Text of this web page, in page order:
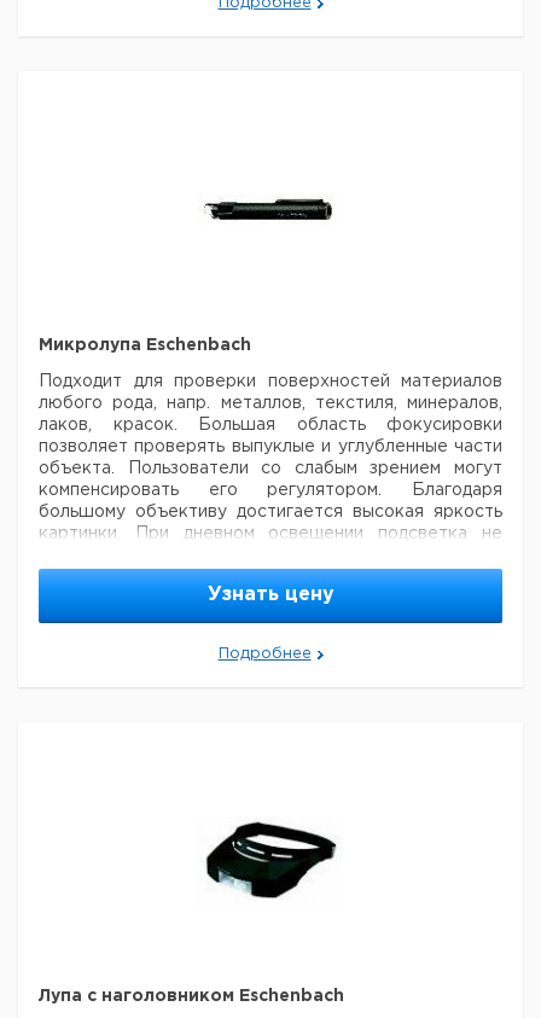
Кол-
номер
НДС, НДС, поставки
Подробнее
Микролупа Eschenbach
Подходит для проверки поверхностей материалов
любого рода, напр. металлов, текстиля, минералов,
лаков, красок. Большая область фокусировки
позволяет проверять выпуклые и углубленные части
объекта. Пользователи со слабым зрением могут
компенсировать его регулятором.
Благодаря
большому объективу достигается высокая яркость
картинки. При дневном освещении подсветка не
стеклянной ахроматичной и дифракционно-
ахроматичной пластиковой линзы
внешние поверхности линз- фокусируемая оптика-
Кол-
Цена с Цена с
Узнать цену
Подробнее
Лупа с наголовником Eschenbach